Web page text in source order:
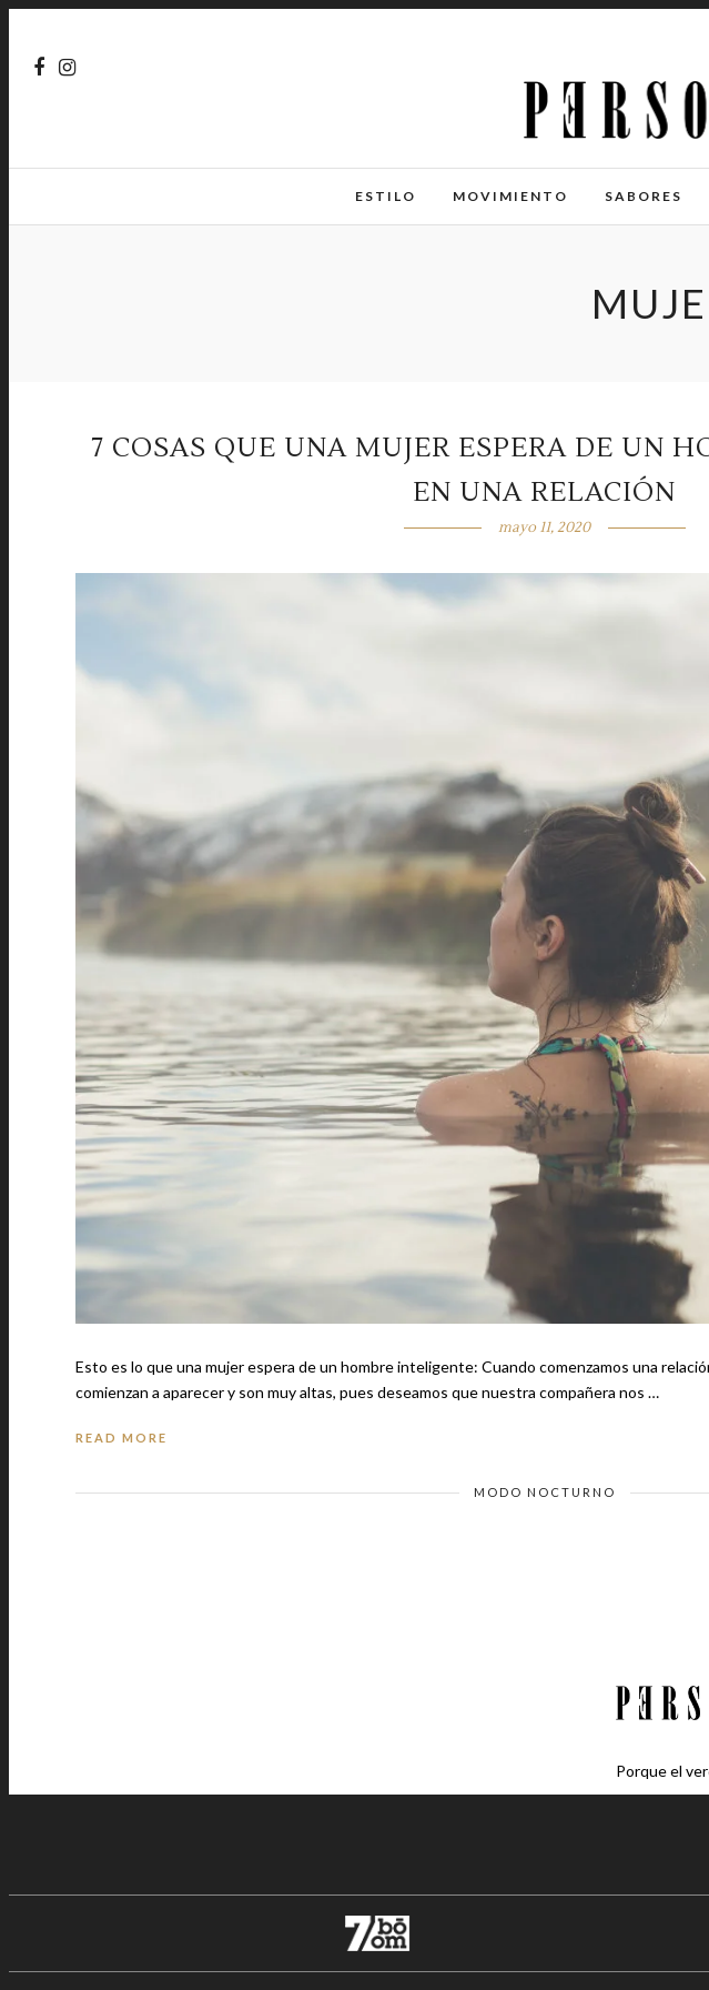
ESTILO MOVIMIENTO SABORES
7 COSAS QUE UNA MUJER ESPERA DE UN
EN UNA RELACIÓN
mayo 11, 2020
Esto es lo que una mujer espera de un hombre inteligente: Cuando comenzamos una relación amorosa, nuestras expectativas
comienzan a aparecer y son muy altas, pues deseamos que nuestra compañera nos …
READ MORE
MODO NOCTURNO
Porque el